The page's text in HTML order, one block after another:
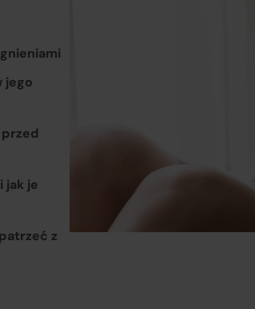
jego
jak je
z
praw klientów wynikających z
konsumentów w zakresie reklamacji i
znajduje odzwierciedlenie w